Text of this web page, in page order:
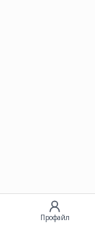
Профайл